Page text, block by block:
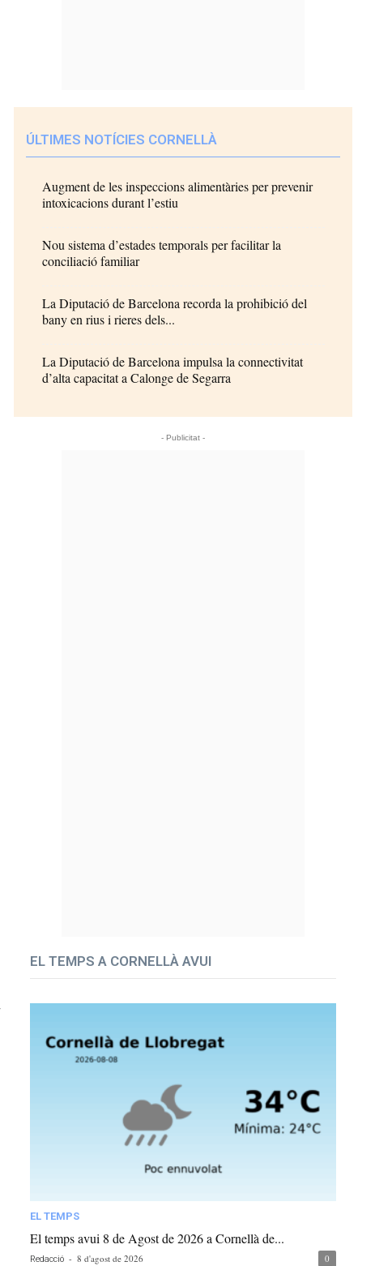
ÚLTIMES NOTÍCIES CORNELLÀ
Augment de les inspeccions alimentàries per prevenir
intoxicacions durant l’estiu
Nou sistema d’estades temporals per facilitar la
conciliació familiar
La Diputació de Barcelona recorda la prohibició del
bany en rius i rieres dels...
La Diputació de Barcelona impulsa la connectivitat
d’alta capacitat a Calonge de Segarra
- Publicitat -
EL TEMPS A CORNELLÀ AVUI
EL TEMPS
El temps avui 8 de Agost de 2026 a Cornellà de...
Redacció - 8 d'agost de 2026 0